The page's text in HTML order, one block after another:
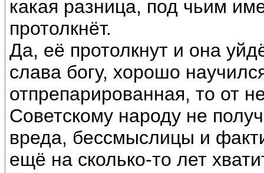
какая разница, под чьим
протолкнёт.
Да, её протолкнут и она
слава богу, хорошо
отпрепарированная, то от
Советскому народу не
вреда, бессмыслицы и
ещё на сколько-то лет